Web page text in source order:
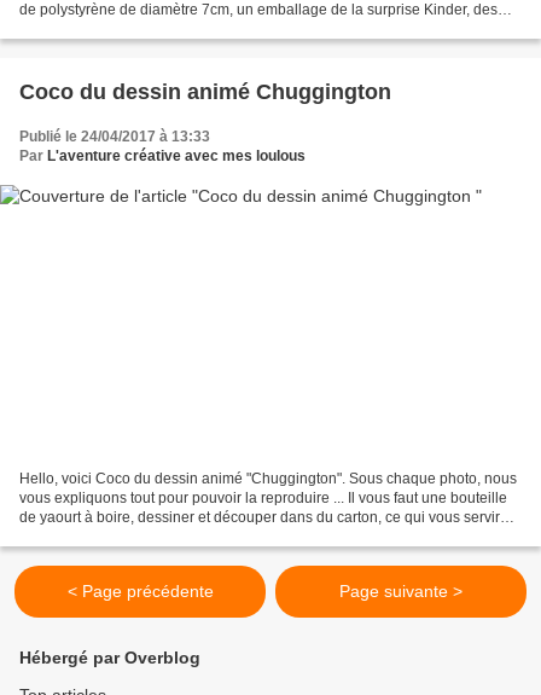
de polystyrène de diamètre 7cm, un emballage de la surprise Kinder, des
Coco du dessin animé Chuggington
Publié le 24/04/2017 à 13:33
Par L'aventure créative avec mes loulous
Hello, voici Coco du dessin animé "Chuggington". Sous chaque photo, nous
vous expliquons tout pour pouvoir la reproduire ... Il vous faut une bouteille
de yaourt à boire, dessiner et découper dans du carton, ce qui vous servira
< Page précédente Page suivante >
Hébergé par Overblog